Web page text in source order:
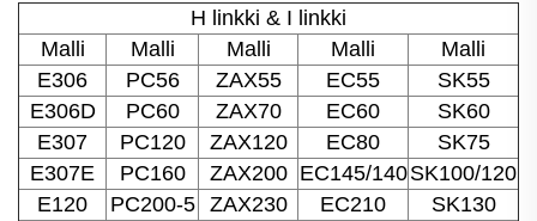
H linkki & I linkki
Malli
Malli Malli Malli
Malli
E306
PC56 ZAX55 EC55
SK55
E306D
PC60 ZAX70 EC60
SK60
E307
PC120 ZAX120 EC80
SK75
E307E
PC160 ZAX200 EC145/140SK100/120
E120
PC200-5 ZAX230 EC210
SK130